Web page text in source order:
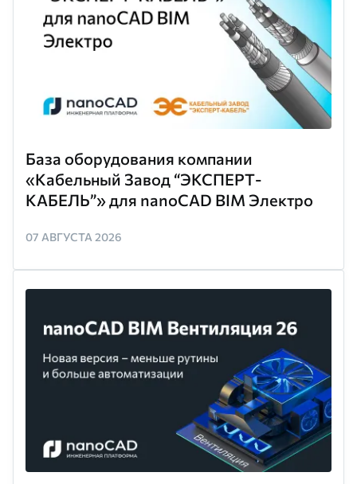
База оборудования компании
«Кабельный Завод “ЭКСПЕРТ-
КАБЕЛЬ”» для nanoCAD BIM Электро
07 АВГУСТА 2026